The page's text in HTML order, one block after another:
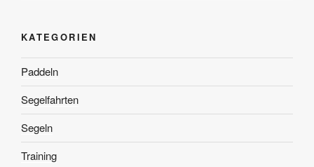
KATEGORIEN
Paddeln
Segelfahrten
Segeln
Training